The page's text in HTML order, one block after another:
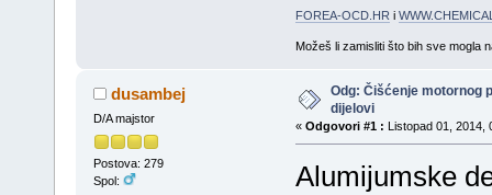
FOREA-OCD.HR i
Možeš li zamisliti što bih sve mogla
dusambej
D/A majstor
Postova: 279
Spol:
Odg: Čišćenje motornog
dijelovi
« Odgovori #1 : Listopad 01, 2014,
Alumijumske